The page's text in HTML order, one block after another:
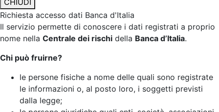
CHIUDI
Richiesta accesso dati Banca d'Italia
Il servizio permette di conoscere i dati registrati a proprio
nome nella Centrale dei rischi della Banca d’Italia.
Chi può fruirne?
le persone fisiche a nome delle quali sono registrate
le informazioni o, al posto loro, i soggetti previsti
dalla legge;